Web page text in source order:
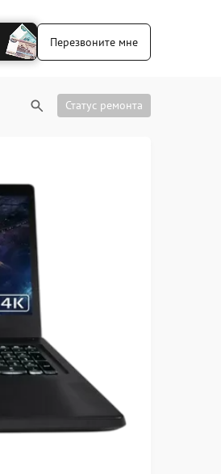
Перезвоните мне
Статус ремонта